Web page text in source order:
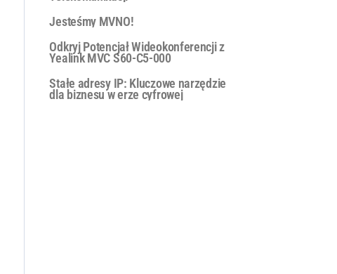
Jesteśmy MVNO!
Odkryj Potencjał Wideokonferencji z
Yealink MVC S60-C5-000
Stałe adresy IP: Kluczowe narzędzie
dla biznesu w erze cyfrowej